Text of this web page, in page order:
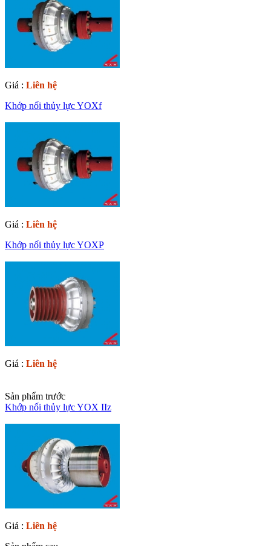
Giá : Liên hệ
Khớp nối thủy lực YOXf
Giá : Liên hệ
Khớp nối thủy lực YOXP
Giá : Liên hệ
Sản phẩm trước
Khớp nối thủy lực YOX IIz
Giá : Liên hệ